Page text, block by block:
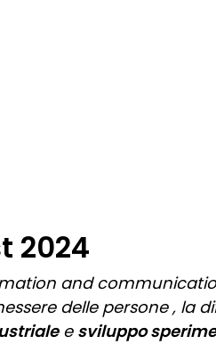
2024
and
delle persone , la
e sviluppo